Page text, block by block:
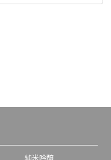
純米吟醸